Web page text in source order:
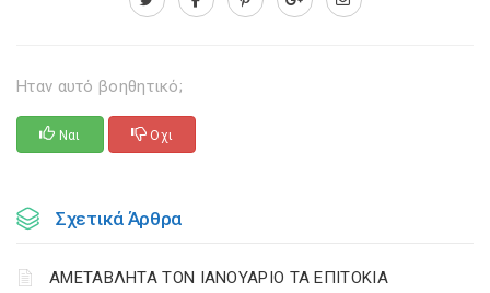
Ηταν αυτό βοηθητικό;
Ναι Οχι
Σχετικά Άρθρα
ΑΜΕΤΑΒΛΗΤΑ ΤΟΝ ΙΑΝΟΥΑΡΙΟ ΤΑ ΕΠΙΤΟΚΙΑ